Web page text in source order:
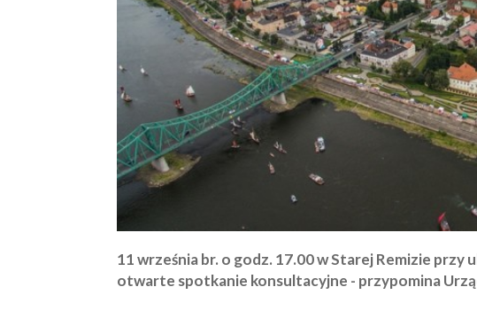
11 września br. o godz. 17.00 w Starej Remizie przy
otwarte spotkanie konsultacyjne - przypomina